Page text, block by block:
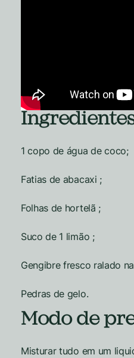
1 copo de água de coco;
Fatias de abacaxi ;
Folhas de hortelã ;
Suco de 1 limão ;
Gengibre fresco ralado
Pedras de gelo.
Modo de
Misturar tudo em um